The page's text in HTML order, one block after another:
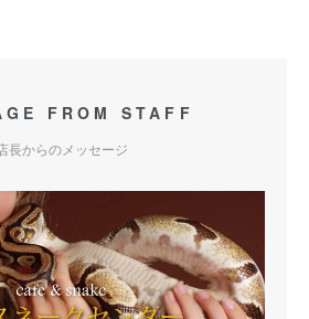
FROM STAFF
長からのメッセージ